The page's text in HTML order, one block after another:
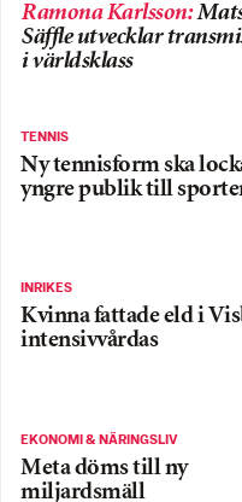
Ramona Karlsson:
Säffle utvecklar
i världsklass
TENNIS
Ny tennisform ska
yngre publik till
INRIKES
Kvinna fattade eld i
intensivvårdas
EKONOMI & NÄRINGSLIV
Meta döms till ny
miljardsmäll